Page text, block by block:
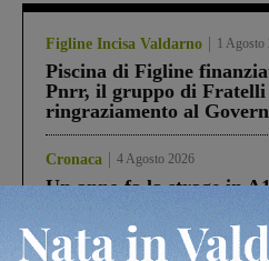
Figline Incisa Valdarno 1 Agosto
Piscina di Figline
Pnrr, il gruppo di Fratelli
ringraziamento al
Cronaca 4 Agosto 2026
Un anno fa la strage in
processo, lo stop ai